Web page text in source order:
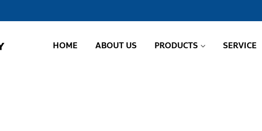
HOME ABOUT US PRODUCTS SERVICE